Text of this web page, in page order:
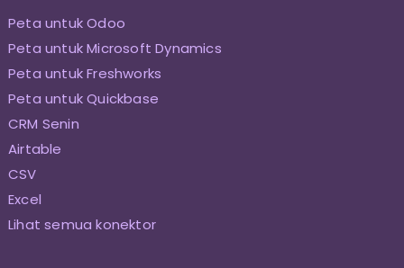
Peta untuk Odoo
Peta untuk Microsoft Dynamics
Peta untuk Freshworks
Peta untuk Quickbase
CRM Senin
Airtable
CSV
Excel
Lihat semua konektor